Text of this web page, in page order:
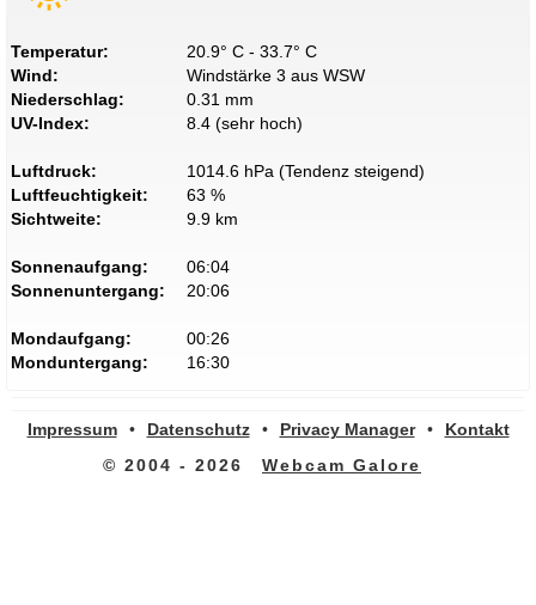
Temperatur:
20.9° C - 33.7° C
Wind:
Windstärke 3 aus WSW
Niederschlag:
0.31 mm
UV-Index:
8.4 (sehr hoch)
Luftdruck:
1014.6 hPa (Tendenz steigend)
Luftfeuchtigkeit:
63 %
Sichtweite:
9.9 km
Sonnenaufgang:
06:04
Sonnenuntergang:
20:06
Mondaufgang:
00:26
Monduntergang:
16:30
Impressum • Datenschutz • Privacy Manager •
Kontakt
© 2004 - 2026
Webcam Galore